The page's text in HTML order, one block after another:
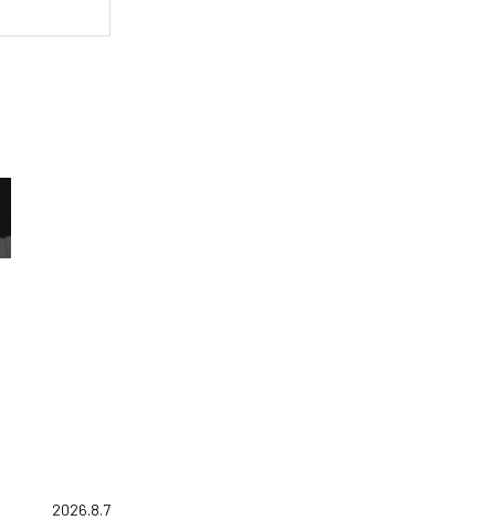
2026.8.7